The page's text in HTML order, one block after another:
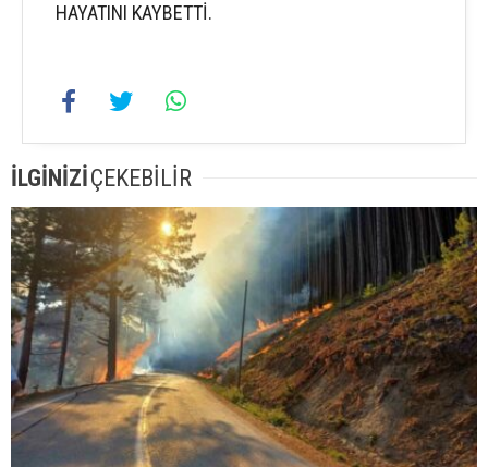
HAYATINI KAYBETTİ.
İLGİNİZİÇEKEBİLİR